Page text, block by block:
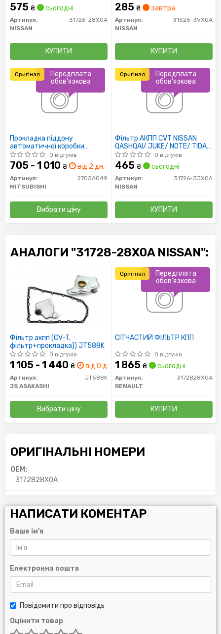
575 ₴ сьогодні
Артикул:
31726-28X0A
NISSAN
КУПИТИ
285 ₴ завтра
Артикул:
31526-3VX0A
NISSAN
КУПИТИ
Прокладка піддону
автоматичної коробки
передач
0 відгуків
705 - 1 010 ₴ від 2 дн.
Артикул:
2705A049
MITSUBISHI
Вибрати ціну
Передплата
обов'язкова
Оригінал
Фільтр АКПП CVT NISSAN
QASHQAI/ JUKE/ NOTE/ TIDA/
MICRA
0 відгуків
465 ₴ сьогодні
Артикул:
31726-3JX0A
NISSAN
КУПИТИ
Передплата
обов'язкова
Оригінал
АНАЛОГИ "31728-28X0A NISSAN":
Фільтр акпп (CV-T,
фільтр+прокладка)) JT588K
0 відгуків
1 105 - 1 440 ₴ від 0 дн.
Артикул:
JT588K
JS ASAKASHI
Вибрати ціну
СІТЧАСТИЙ ФІЛЬТР КПП
0 відгуків
1 865 ₴ сьогодні
Артикул:
3172828X0A
RENAULT
КУПИТИ
Передплата
обов'язкова
Оригінал
ОРИГІНАЛЬНІ НОМЕРИ
OEM:
3172828X0A
НАПИСАТИ КОМЕНТАР
Ваше ім'я
Електронна пошта
Повідомити про відповідь
Оцінити товар